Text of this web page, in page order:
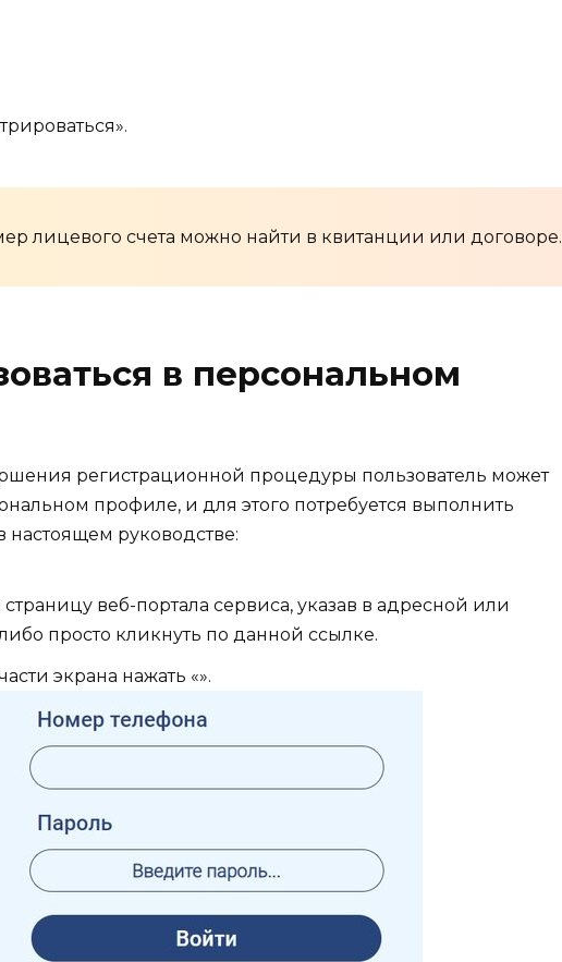
лицевого счета можно найти в квитанции или договоре.
в персональном
регистрационной процедуры пользователь может
профиле, и для этого потребуется выполнить
руководстве:
веб-портала сервиса, указав в адресной или
просто кликнуть по данной ссылке.
экрана нажать «».